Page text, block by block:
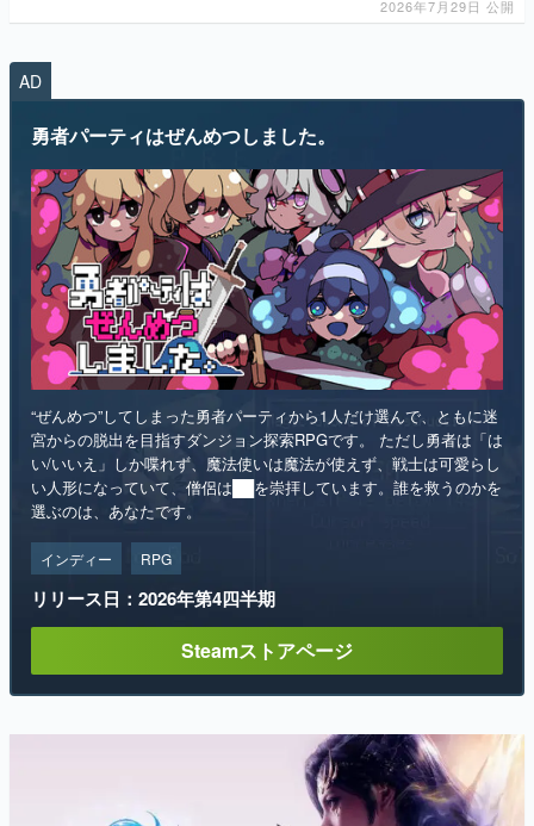
2026年7月29日 公開
AD
勇者パーティはぜんめつしました。
“ぜんめつ”してしまった勇者パーティから1人だけ選んで、ともに迷
宮からの脱出を目指すダンジョン探索RPGです。 ただし勇者は「は
い/いいえ」しか喋れず、魔法使いは魔法が使えず、戦士は可愛らし
い人形になっていて、僧侶は██を崇拝しています。誰を救うのかを
選ぶのは、あなたです。
インディー RPG
リリース日：2026年第4四半期
Steamストアページ